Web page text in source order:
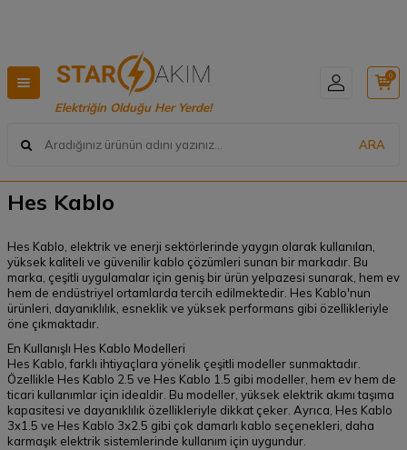
Elektriğin Olduğu Her Yerde!
ARA
0
Hes Kablo
Hes Kablo, elektrik ve enerji sektörlerinde yaygın olarak kullanılan,
yüksek kaliteli ve güvenilir kablo çözümleri sunan bir markadır. Bu
marka, çeşitli uygulamalar için geniş bir ürün yelpazesi sunarak, hem ev
hem de endüstriyel ortamlarda tercih edilmektedir. Hes Kablo'nun
ürünleri, dayanıklılık, esneklik ve yüksek performans gibi özellikleriyle
öne çıkmaktadır.
En Kullanışlı Hes Kablo Modelleri
Hes Kablo, farklı ihtiyaçlara yönelik çeşitli modeller sunmaktadır.
Özellikle Hes Kablo 2.5 ve Hes Kablo 1.5 gibi modeller, hem ev hem de
ticari kullanımlar için idealdir. Bu modeller, yüksek elektrik akımı taşıma
kapasitesi ve dayanıklılık özellikleriyle dikkat çeker. Ayrıca, Hes Kablo
3x1.5 ve Hes Kablo 3x2.5 gibi çok damarlı kablo seçenekleri, daha
karmaşık elektrik sistemlerinde kullanım için uygundur.